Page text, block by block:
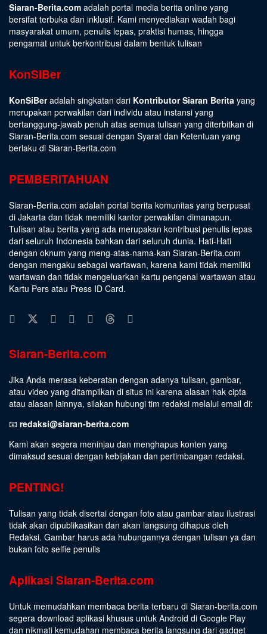
Siaran-Berita.com adalah portal media berita online yang
bersifat terbuka dan inklusif. Kami menyediakan wadah bagi
masyarakat umum, penulis lepas, praktisi humas, hingga
pengamat untuk berkontribusi dalam bentuk tulisan
KonSiBer
KonSiBeradalah singkatan dari Kontributor Siaran Berita yang
merupakan perwakilan dari individu atau instansi yang
bertanggung-jawab penuh atas semua tulisan yang diterbitkan di
Siaran-Berita.com sesuai dengan Syarat dan Ketentuan yang
berlaku di Siaran-Berita.com
PEMBERITAHUAN
Siaran-Berita.com adalah portal berita komunitas yang berpusat
di Jakarta dan tidak memiliki kantor perwakilan dimanapun.
Tulisan atau berita yang ada merupakan kontribusi penulis lepas
dari seluruh Indonesia bahkan dari seluruh dunia. Hati-Hati
dengan oknum yang meng-atas-nama-kan Siaran-Berita.com
dengan mengaku sebagai wartawan, karena kami tidak memiliki
wartawan dan tidak mengeluarkan kartu pengenal wartawan atau
Kartu Pers atau Press ID Card.
Siaran-Berita.com
Jika Anda merasa keberatan dengan adanya tulisan, gambar,
atau video yang ditampilkan di situs ini karena alasan hak cipta
atau alasan lainnya, silakan hubungi tim redaksi melalui email di:
📧 redaksi@siaran-berita.com
Kami akan segera meninjau dan menghapus konten yang
dimaksud sesuai dengan kebijakan dan pertimbangan redaksi.
PENTING!
Tulisan yang tidak disertai dengan foto atau gambar atau ilustrasi
tidak akan dipublikasikan dan akan langsung dihapus oleh
Redaksi. Gambar harus ada hubungannya dengan tulisan ya dan
bukan foto selfie penulis
Aplikasi Siaran-Berita.com
Untuk memudahkan membaca berita terbaru di Siaran-berita.com
segera download aplikasi khusus untuk Android di Google Play
dan nikmati kemudahan membaca berita langsung dari gadget